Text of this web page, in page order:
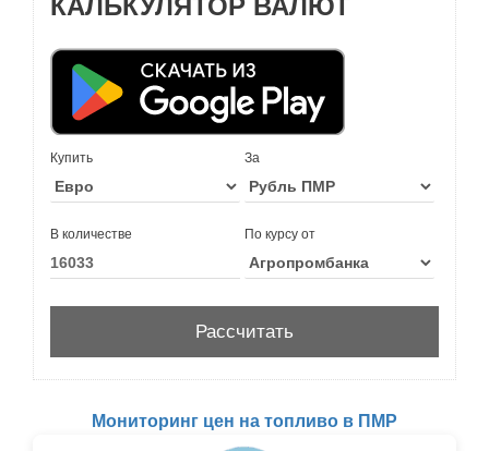
КАЛЬКУЛЯТОР ВАЛЮТ
Купить За
В количестве По курсу от
Мониторинг цен на топливо в ПМР